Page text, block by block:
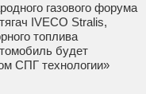
газового форума
IVECO Stralis,
топлива
будет
СПГ технологии»